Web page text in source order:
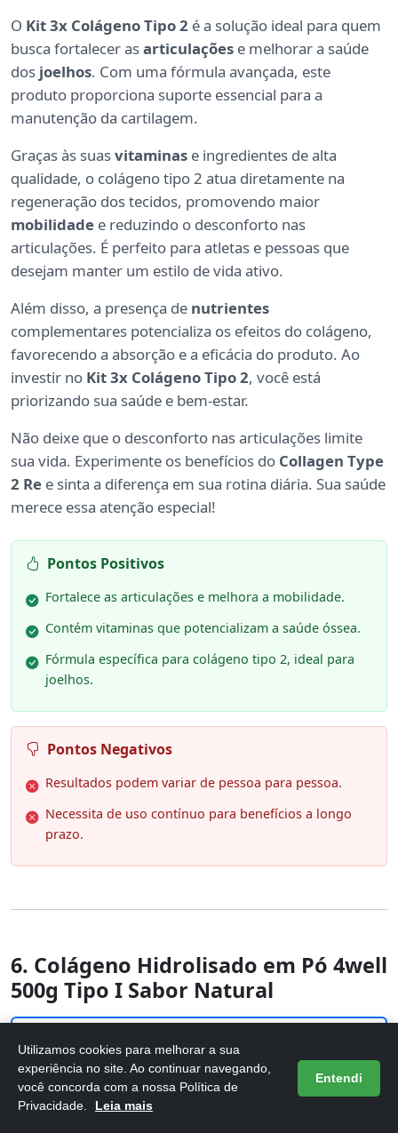
O Kit 3x Colágeno Tipo 2 é a solução ideal para quem
busca fortalecer asarticulações e melhorar a saúde
dos joelhos. Com uma fórmula avançada, este
produto proporciona suporte essencial para a
manutenção da cartilagem.
Graças às suasvitaminas e ingredientes de alta
qualidade, o colágeno tipo 2 atua diretamente na
regeneração dos tecidos, promovendo maior
mobilidade e reduzindo o desconforto nas
articulações. É perfeito para atletas e pessoas que
desejam manter um estilo de vida ativo.
Além disso, a presença de nutrientes
complementares potencializa os efeitos do colágeno,
favorecendo a absorção e a eficácia do produto. Ao
investir no Kit 3x Colágeno Tipo 2, você está
priorizando sua saúde e bem-estar.
Não deixe que o desconforto nas articulações limite
sua vida. Experimente os benefícios do Collagen Type
2 Re e sinta a diferença em sua rotina diária. Sua saúde
merece essa atenção especial!
Pontos Positivos
Fortalece as articulações e melhora a mobilidade.
Contém vitaminas que potencializam a saúde óssea.
Fórmula específica para colágeno tipo 2, ideal para
joelhos.
Pontos Negativos
Resultados podem variar de pessoa para pessoa.
Necessita de uso contínuo para benefícios a longo
prazo.
6. Colágeno Hidrolisado em Pó 4well
500g Tipo I Sabor Natural
Utilizamos cookies para melhorar a sua
experiência no site. Ao continuar navegando,
você concorda com a nossa Política de
Privacidade.
Leia mais
Entendi